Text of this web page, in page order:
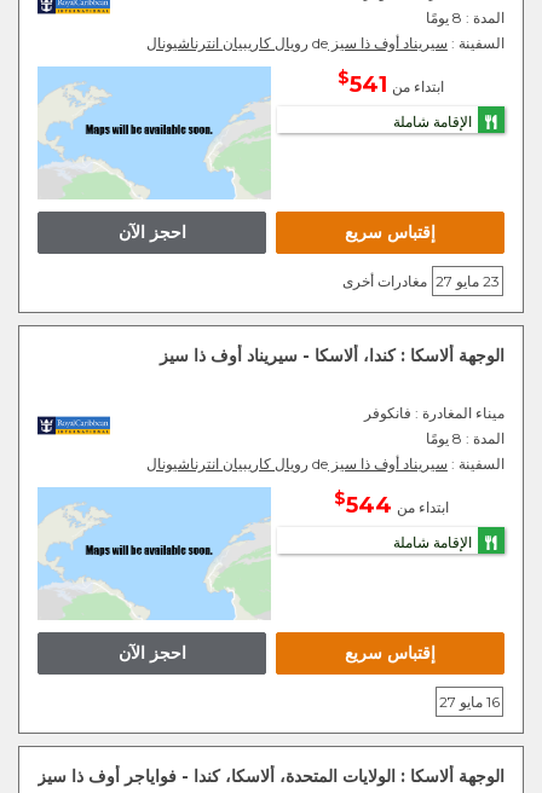
المدة : 8 يومًا
السفينة : سيريناد أوف ذا سيز de رويال كاريبيان انترناشيونال
ابتداء من 541
$
الإقامة شاملة
احجز الآن إقتباس سريع
23 مايو 27 مغادرات أخرى
الوجهة ألاسكا : كندا، ألاسكا - سيريناد أوف ذا سيز
ميناء المغادرة : فانكوفر
المدة : 8 يومًا
السفينة : سيريناد أوف ذا سيز de رويال كاريبيان انترناشيونال
ابتداء من 544
$
الإقامة شاملة
احجز الآن إقتباس سريع
16 مايو 27
الوجهة ألاسكا : الولايات المتحدة، ألاسكا، كندا - فواياجر أوف ذا سيز